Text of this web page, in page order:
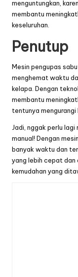
menguntungkan,
membantu
keseluruhan.
Penutup
Mesin pengupas
menghemat waktu
kelapa. Dengan
membantu
tentunya mengurangi
Jadi, nggak perlu
manual! Dengan
banyak waktu dan
yang lebih cepat dan
kemudahan yang